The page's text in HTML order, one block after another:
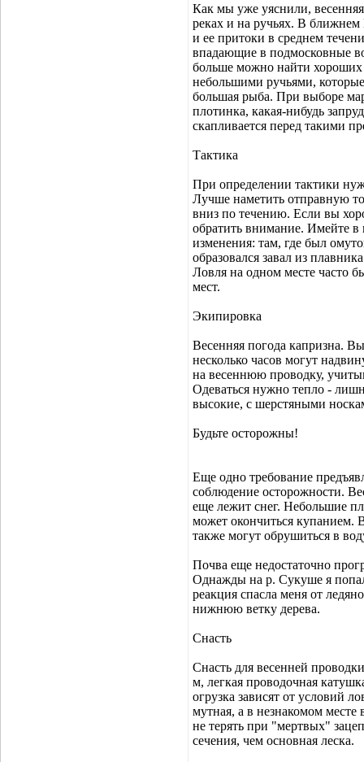
Как мы уже уяснили,
реках и на ручьях. В
и ее притоки в среднем
впадающие в подмосковные
больше можно найти хороших
небольшими ручьями,
большая рыба. При выборе
плотинка, какая-нибудь
скапливается перед такими
Тактика
При определении тактики
Лучше наметить отправную
вниз по течению. Если вы
обратить внимание. Имейте в
изменения: там, где был
образовался завал из
Ловля на одном месте часто
мест.
Экипировка
Весенняя погода капризна.
несколько часов могут
на весеннюю проводку,
Одеваться нужно тепло -
высокие, с шерстяными
Будьте осторожны!
Еще одно требование
соблюдение осторожности.
еще лежит снег. Небольшие
может окончиться купанием.
также могут обрушиться в
Почва еще недостаточно
Однажды на р. Сукуше я попал
реакция спасла меня от
нижнюю ветку дерева.
Снасть
Снасть для весенней
м, легкая проводочная
огрузка зависят от условий
мутная, а в незнакомом месте
не терять при "мертвых"
сечения, чем основная леска.